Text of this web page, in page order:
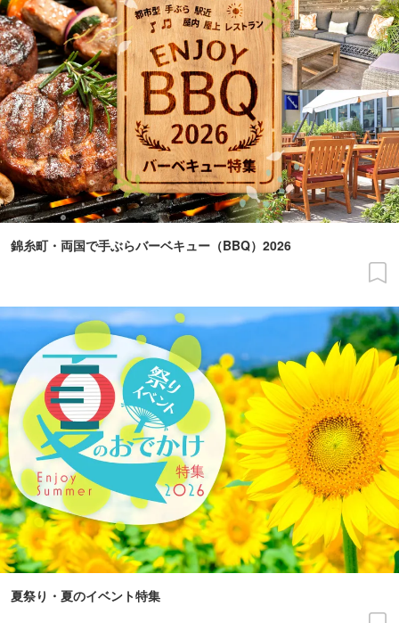
錦糸町・両国で手ぶらバーベキュー（BBQ）2026
夏祭り・夏のイベント特集